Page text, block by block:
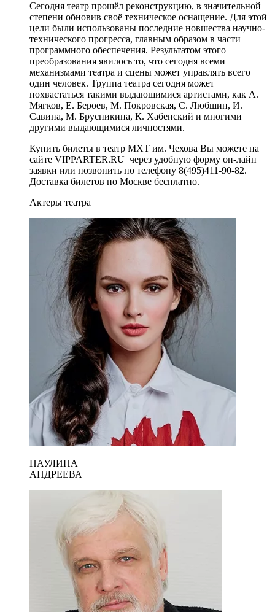
Сегодня театр прошёл реконструкцию, в значительной
степени обновив своё техническое оснащение. Для этой
цели были использованы последние новшества научно-
технического прогресса, главным образом в части
программного обеспечения. Результатом этого
преобразования явилось то, что сегодня всеми
механизмами театра и сцены может управлять всего
один человек. Труппа театра сегодня может
похвастаться такими выдающимися артистами, как А.
Мягков, Е. Бероев, М. Покровская, С. Любшин, И.
Савина, М. Брусникина, К. Хабенский и многими
другими выдающимися личностями.
Купить билеты в театр МХТ им. Чехова Вы можете на
сайте VIPPARTER.RU через удобную форму он-лайн
заявки или позвонить по телефону 8(495)411-90-82.
Доставка билетов по Москве бесплатно.
Актеры театра
ПАУЛИНА
АНДРЕЕВА